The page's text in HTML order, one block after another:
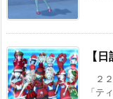
【
２２
「テ